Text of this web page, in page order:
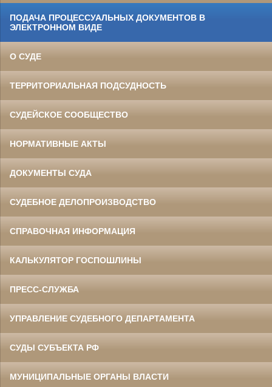
ПОДАЧА ПРОЦЕССУАЛЬНЫХ ДОКУМЕНТОВ В
ЭЛЕКТРОННОМ ВИДЕ
О СУДЕ
ТЕРРИТОРИАЛЬНАЯ ПОДСУДНОСТЬ
СУДЕЙСКОЕ СООБЩЕСТВО
НОРМАТИВНЫЕ АКТЫ
ДОКУМЕНТЫ СУДА
СУДЕБНОЕ ДЕЛОПРОИЗВОДСТВО
СПРАВОЧНАЯ ИНФОРМАЦИЯ
КАЛЬКУЛЯТОР ГОСПОШЛИНЫ
ПРЕСС-СЛУЖБА
УПРАВЛЕНИЕ СУДЕБНОГО ДЕПАРТАМЕНТА
СУДЫ СУБЪЕКТА РФ
МУНИЦИПАЛЬНЫЕ ОРГАНЫ ВЛАСТИ